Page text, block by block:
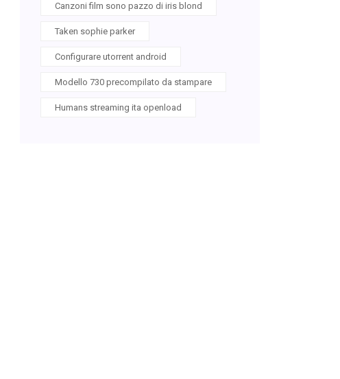
Canzoni film sono pazzo di iris blond
Taken sophie parker
Configurare utorrent android
Modello 730 precompilato da stampare
Humans streaming ita openload